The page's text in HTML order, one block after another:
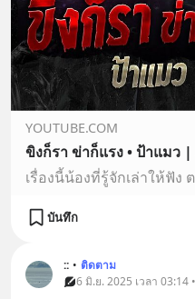
YOUTUBE.COM
บันทึก
:: • ติดตาม
6 มิ.ย. 2025 เวลา 03:14